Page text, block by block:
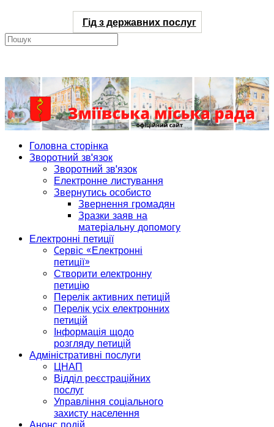
Гід з державних послуг
Головна сторінка
Зворотний зв'язок
Зворотний зв'язок
Електронне листування
Звернутись особисто
Звернення громадян
Зразки заяв на
матеріальну допомогу
Електронні петиції
Cервіс «Електронні
петиції»
Створити електронну
петицію
Перелік активних петицій
Перелік усіх електронних
петицій
Інформація щодо
розгляду петицій
Адміністративні послуги
ЦНАП
Відділ реєстраційних
послуг
Управління соціального
захисту населення